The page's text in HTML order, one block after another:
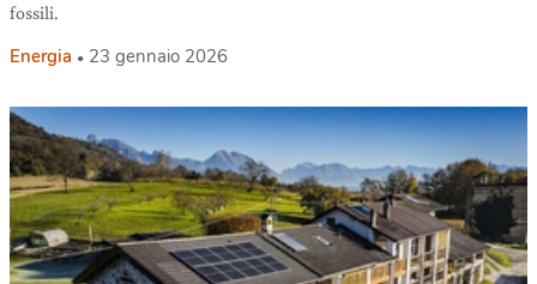
fossili.
Energia 23 gennaio 2026